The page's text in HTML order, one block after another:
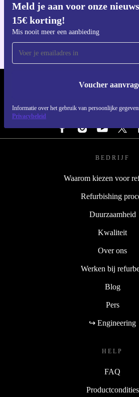
Meld je aan voor onze
15€ korting!
Mis nooit meer een aanbieding
Voucher
Informatie over het gebruik van persoonlijke
Privacybeleid
Download de
REFURBED NEDERLAND -
VOLG ONS
BEDRIJF
Waarom kiezen voor
Refurbishing
Duurzaamheid
Kwaliteit
Over ons
Werken bij
Blog
Pers
↪ Engineering
HELP
FAQ
Productcondities